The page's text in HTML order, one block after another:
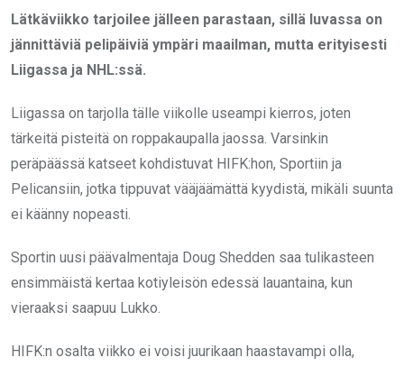
Lätkäviikko tarjoilee jälleen parastaan, sillä luvassa on
jännittäviä pelipäiviä ympäri maailman, mutta erityisesti
Liigassa ja NHL:ssä.
Liigassa on tarjolla tälle viikolle useampi kierros, joten
tärkeitä pisteitä on roppakaupalla jaossa. Varsinkin
peräpäässä katseet kohdistuvat HIFK:hon, Sportiin ja
Pelicansiin, jotka tippuvat vääjäämättä kyydistä, mikäli suunta
ei käänny nopeasti.
Sportin uusi päävalmentaja Doug Shedden saa tulikasteen
ensimmäistä kertaa kotiyleisön edessä lauantaina, kun
vieraaksi saapuu Lukko.
HIFK:n osalta viikko ei voisi juurikaan haastavampi olla,